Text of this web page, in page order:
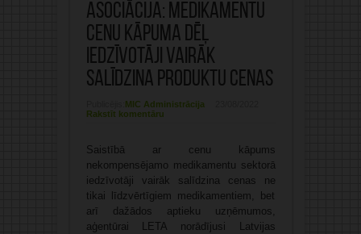
Asociācija: Medikamentu
cenu kāpuma dēļ
iedzīvotāji vairāk
salīdzina produktu cenas
MIC Administrācija
Rakstīt komentāru
Saistībā ar cenu kāpums
nekompensējamo medikamentu sektorā
iedzīvotāji vairāk salīdzina cenas ne
tikai līdzvērtīgiem medikamentiem, bet
arī dažādos aptieku uzņēmumos,
aģentūrai LETA norādījusi Latvijas